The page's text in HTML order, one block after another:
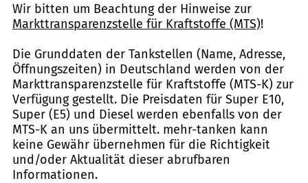
Wir bitten um Beachtung der Hinweise zur
Markttransparenzstelle für Kraftstoffe (MTS)!
Die Grunddaten der Tankstellen (Name, Adresse,
Öffnungszeiten) in Deutschland werden von der
Markttransparenzstelle für Kraftstoffe (MTS-K) zur
Verfügung gestellt. Die Preisdaten für Super E10,
Super (E5) und Diesel werden ebenfalls von der
MTS-K an uns übermittelt. mehr-tanken kann
keine Gewähr übernehmen für die Richtigkeit
und/oder Aktualität dieser abrufbaren
Informationen.